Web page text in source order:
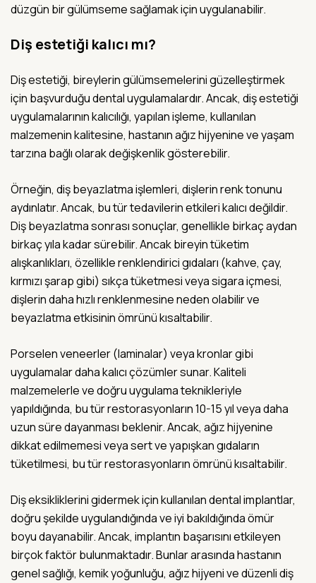
düzgün bir gülümseme sağlamak için uygulanabilir.
Diş estetiği kalıcı mı?
Diş estetiği, bireylerin gülümsemelerini güzelleştirmek
için başvurduğu dental uygulamalardır. Ancak, diş estetiği
uygulamalarının kalıcılığı, yapılan işleme, kullanılan
malzemenin kalitesine, hastanın ağız hijyenine ve yaşam
tarzına bağlı olarak değişkenlik gösterebilir.
Örneğin, diş beyazlatma işlemleri, dişlerin renk tonunu
aydınlatır. Ancak, bu tür tedavilerin etkileri kalıcı değildir.
Diş beyazlatma sonrası sonuçlar, genellikle birkaç aydan
birkaç yıla kadar sürebilir. Ancak bireyin tüketim
alışkanlıkları, özellikle renklendirici gıdaları (kahve, çay,
kırmızı şarap gibi) sıkça tüketmesi veya sigara içmesi,
dişlerin daha hızlı renklenmesine neden olabilir ve
beyazlatma etkisinin ömrünü kısaltabilir.
Porselen veneerler (laminalar) veya kronlar gibi
uygulamalar daha kalıcı çözümler sunar. Kaliteli
malzemelerle ve doğru uygulama teknikleriyle
yapıldığında, bu tür restorasyonların 10-15 yıl veya daha
uzun süre dayanması beklenir. Ancak, ağız hijyenine
dikkat edilmemesi veya sert ve yapışkan gıdaların
tüketilmesi, bu tür restorasyonların ömrünü kısaltabilir.
Diş eksikliklerini gidermek için kullanılan dental implantlar,
doğru şekilde uygulandığında ve iyi bakıldığında ömür
boyu dayanabilir. Ancak, implantın başarısını etkileyen
birçok faktör bulunmaktadır. Bunlar arasında hastanın
genel sağlığı, kemik yoğunluğu, ağız hijyeni ve düzenli diş